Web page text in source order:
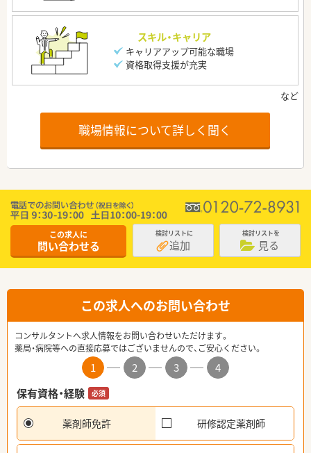
スキル・キャリア
キャリアアップ可能な職場
資格取得支援が充実
職場情報について詳しく聞く
この求人に
問い合わせる
検討リストに
追加
検討リストを
見る
この求人へのお問い合わせ
コンサルタントへ求人情報をお問い合わせいただけます。
薬局・病院等への直接応募ではございませんので、ご安心ください。
1 2 3
4
保有資格・経験
必須
薬剤師免許 研修認定薬剤師